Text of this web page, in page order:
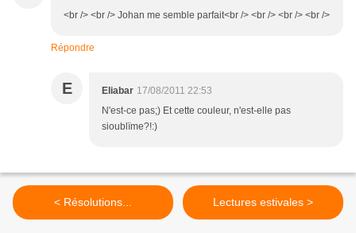
<br /> <br /> Johan me semble parfait<br /> <br /> <br /> <br />
Répondre
E Eliabar 17/08/2011 22:53
N'est-ce pas;) Et cette couleur, n'est-elle pas
sioublïme?!:)
< Résolutions... Lectures estivales >